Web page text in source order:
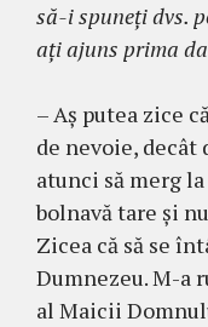
să-i spuneţi dvs.
aţi ajuns prima
– Aş putea zice
de nevoie, decât
atunci să merg
bolnavă tare şi
Zicea că să se
Dumnezeu. M-a
al Maicii